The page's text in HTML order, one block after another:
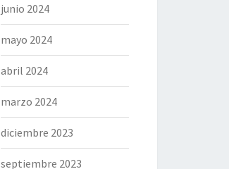
junio 2024
mayo 2024
abril 2024
marzo 2024
diciembre 2023
septiembre 2023